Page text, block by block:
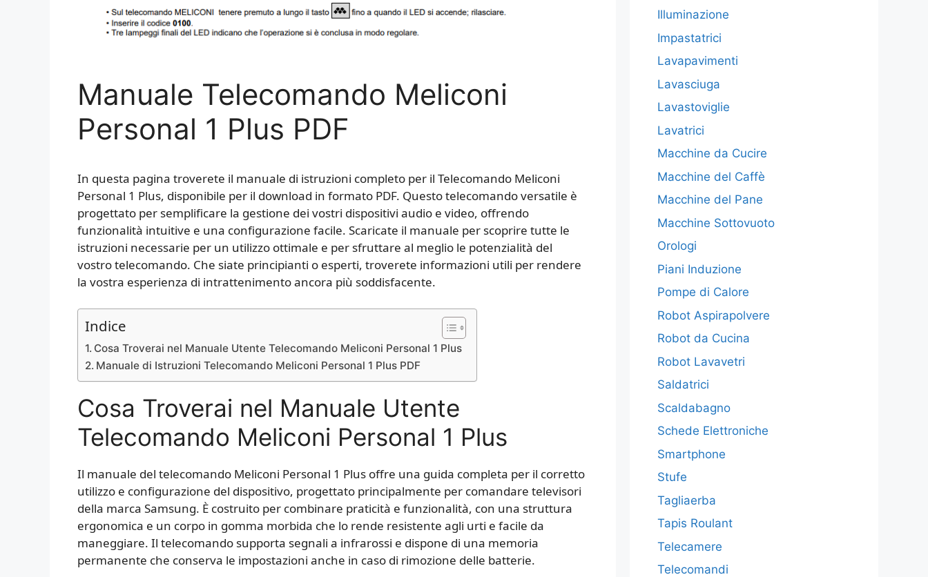
Manuale Telecomando Meliconi
Personal 1 Plus PDF
In questa pagina troverete il manuale di istruzioni completo per il Telecomando Meliconi
Personal 1 Plus, disponibile per il download in formato PDF. Questo telecomando versatile è
progettato per semplificare la gestione dei vostri dispositivi audio e video, offrendo
funzionalità intuitive e una configurazione facile. Scaricate il manuale per scoprire tutte le
istruzioni necessarie per un utilizzo ottimale e per sfruttare al meglio le potenzialità del
vostro telecomando. Che siate principianti o esperti, troverete informazioni utili per rendere
la vostra esperienza di intrattenimento ancora più soddisfacente.
Indice
Cosa Troverai nel Manuale Utente Telecomando Meliconi Personal 1 Plus
Manuale di Istruzioni Telecomando Meliconi Personal 1 Plus PDF
Cosa Troverai nel Manuale Utente
Telecomando Meliconi Personal 1 Plus
Il manuale del telecomando Meliconi Personal 1 Plus offre una guida completa per il corretto
utilizzo e configurazione del dispositivo, progettato principalmente per comandare televisori
della marca Samsung. È costruito per combinare praticità e funzionalità, con una struttura
ergonomica e un corpo in gomma morbida che lo rende resistente agli urti e facile da
maneggiare. Il telecomando supporta segnali a infrarossi e dispone di una memoria
permanente che conserva le impostazioni anche in caso di rimozione delle batterie.
Illuminazione
Impastatrici
Lavapavimenti
Lavasciuga
Lavastoviglie
Lavatrici
Macchine da Cucire
Macchine del Caffè
Macchine del Pane
Macchine Sottovuoto
Orologi
Piani Induzione
Pompe di Calore
Robot Aspirapolvere
Robot da Cucina
Robot Lavavetri
Saldatrici
Scaldabagno
Schede Elettroniche
Smartphone
Stufe
Tagliaerba
Tapis Roulant
Telecamere
Telecomandi